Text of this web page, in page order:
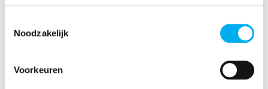
Noodzakelijk
Voorkeuren